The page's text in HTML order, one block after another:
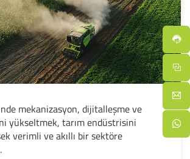
mekanizasyon, dijitalleşme ve
yükseltmek, tarım endüstrisini
verimli ve akıllı bir sektöre